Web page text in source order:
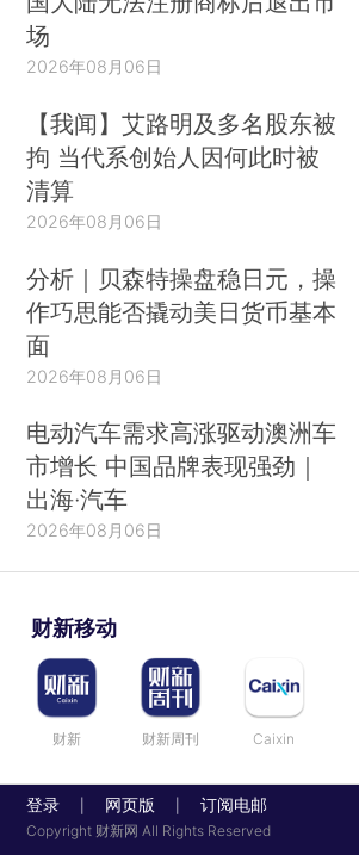
场
2026年08月06日
【我闻】艾路明及多名股东被
拘 当代系创始人因何此时被
清算
2026年08月06日
分析｜贝森特操盘稳日元，操
作巧思能否撬动美日货币基本
面
2026年08月06日
电动汽车需求高涨驱动澳洲车
市增长 中国品牌表现强劲｜
出海·汽车
2026年08月06日
财新移动
财新 财新周刊 Caixin
登录 网页版 订阅电邮
Copyright 财新网 All Rights Reserved